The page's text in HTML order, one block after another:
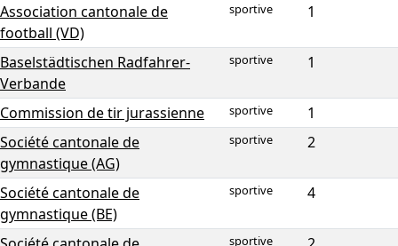
Association cantonale de
football (VD)
sportive 1
Baselstädtischen Radfahrer-
Verbande
sportive 1
Commission de tir jurassienne sportive
1
Société cantonale de
gymnastique (AG)
sportive 2
Société cantonale de
gymnastique (BE)
sportive 4
sportive